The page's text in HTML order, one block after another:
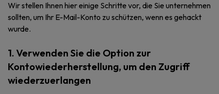
Wir stellen Ihnen hier einige Schritte vor, die Sie unternehmen
sollten, um Ihr E-Mail-Konto zu schützen, wenn es gehackt
wurde.
1. Verwenden Sie die Option zur
Kontowiederherstellung, um den Zugriff
wiederzuerlangen